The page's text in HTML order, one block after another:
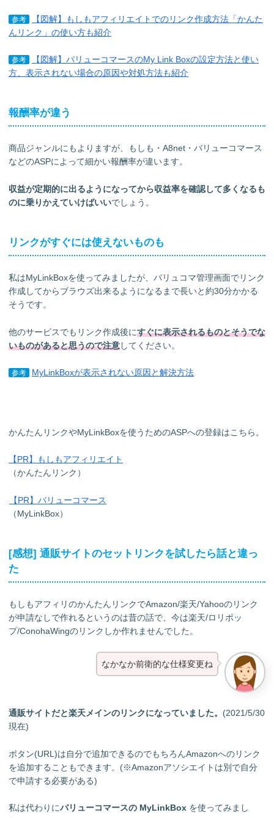
参考
【図解】もしもアフィリエイトでのリンク作成方法「かんた
んリンク」の使い方も紹介
参考
【図解】バリューコマースのMy Link Boxの設定方法と使い
方、表示されない場合の原因や対処方法も紹介
報酬率が違う
商品ジャンルにもよりますが、もしも・A8net・バリューコマース
などのASPによって細かい報酬率が違います。
収益が定期的に出るようになってから収益率を確認して多くなるも
のに乗りかえていけばいいでしょう。
リンクがすぐには使えないものも
私はMyLinkBoxを使ってみましたが、バリュコマ管理画面でリンク
作成してからブラウズ出来るようになるまで長いと約30分かかる
そうです。
他のサービスでもリンク作成後にすぐに表示されるものとそうでな
いものがあると思うので注意してください。
参考 MyLinkBoxが表示されない原因と解決方法
かんたんリンクやMyLinkBoxを使うためのASPへの登録はこちら。
【PR】もしもアフィリエイト
（かんたんリンク）
【PR】バリューコマース
（MyLinkBox）
[感想] 通販サイトのセットリンクを試したら話と違っ
た
もしもアフィリのかんたんリンクでAmazon/楽天/Yahooのリンク
が申請なしで作れるというのは昔の話で、今は楽天/ロリポッ
プ/ConohaWingのリンクしか作れませんでした。
なかなか前衛的な仕様変更ね
通販サイトだと楽天メインのリンクになっていました。 (2021/5/30
現在)
ボタン(URL)は自分で追加できるのでもちろんAmazonへのリンク
を追加することもできます。(※Amazonアソシエイトは別で自分
で申請する必要がある)
私は代わりにバリューコマースの MyLinkBox を使ってみまし